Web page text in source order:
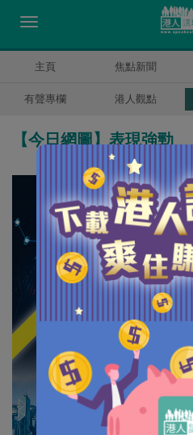
主頁 焦點新聞
有聲專欄 港人觀點
【今日網圖】表現強勁